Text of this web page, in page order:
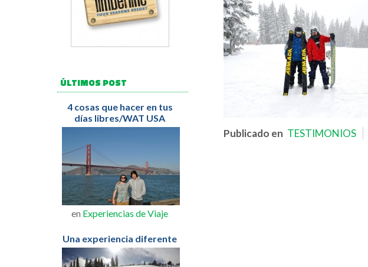
ÚLTIMOS POST
4 cosas que hacer en tus
días libres/WAT USA
en Experiencias de Viaje
Una experiencia diferente
Publicado en TESTIMONIOS